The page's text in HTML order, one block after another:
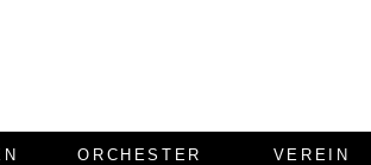
ORCHESTER VEREIN